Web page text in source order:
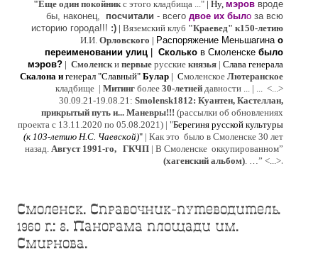
"Еще один покойникс этого кладбища ..." | Ну, мэров вроде
бы, наконец, посчитали - всего двое их было за всю
историю города!!! :) | Вяземский клуб "Краевед" к150-летию
И.И. Орловского | Распоряжение Меньшагина о
переименовании улиц
Сколько в Смоленске было
мэров? | Смоленски первые русские князья | Слава генерала
Скалона и генерал "Славный" Булар | Смоленское Лютерaнское
кладбище | Митинг более 30-летней давности ... | ... <...>
30.09.21-19.08.21: Smolensk1812: Куантен, Кастеллан,
прикрытый путь и... Маневры!!! (рассылки об обновлениях
проекта с 13.11.2020 по 05.08.2021) | "Берегиня русской культуры
(к 103-летию Н.С. Чаевской)" | Как это было в Смоленске 30 лет
назад. Август 1991-го, ГКЧП | В Смоленске оккупированном”
(хагенский альбом). …” <...>.
Смоленск. Справочник-путеводитель.
1960 г.: 8. Панорама площади им.
Смирнова.